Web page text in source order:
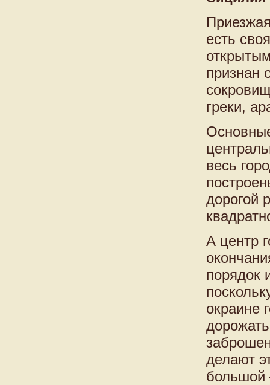
есть
признан
греки,
весь
дорогой
А центр
порядок
окраине
делают
большой